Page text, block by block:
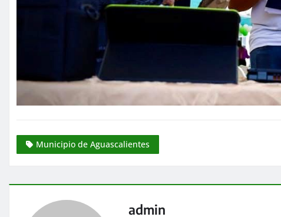
Municipio de Aguascalientes
admin